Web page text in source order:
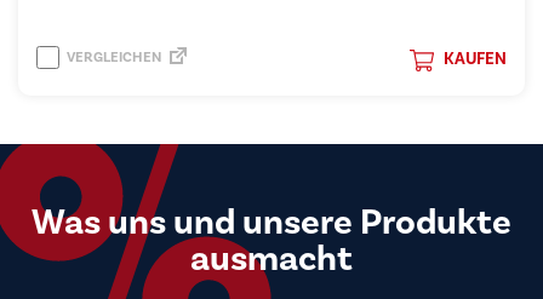
KAUFEN
VERGLEICHEN
Was uns und unsere Produkte
ausmacht